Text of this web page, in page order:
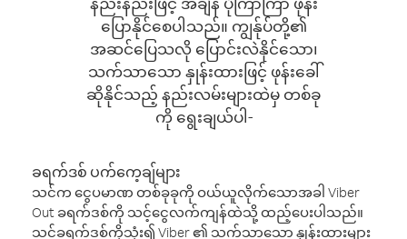
ပြောနိုင်စေပါသည်။ ကျွန်ုပ်တို့၏
အဆင်ပြေသလို ပြောင်းလဲနိုင်သော၊
သက်သာသော နှုန်းထားဖြင့် ဖုန်းခေါ်
ဆိုနိုင်သည့် နည်းလမ်းများထဲမှ တစ်ခု
ကို ရွေးချယ်ပါ-
ခရက်ဒစ် ပက်ကေ့ချ်များ
သင်က ငွေပမာဏ တစ်ခုခုကို ဝယ်ယူလိုက်သောအခါ Viber
Out ခရက်ဒစ်ကို သင့်ငွေလက်ကျန်ထဲသို့ ထည့်ပေးပါသည်။
သင့်ခရက်ဒစ်ကိုသုံး၍ Viber ၏ သက်သာသော နှုန်းထားများ